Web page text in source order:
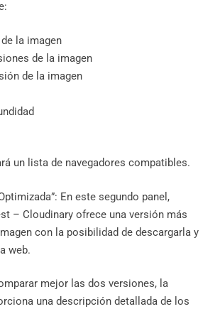
la imagen
de la imagen
de la imagen
un lista de navegadores compatibles.
En este segundo panel,
– Cloudinary ofrece una versión más
con la posibilidad de descargarla y
web.
mejor las dos versiones, la
una descripción detallada de los